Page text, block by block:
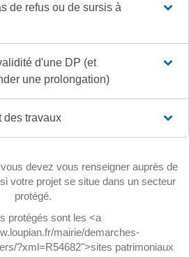
de refus ou de sursis à
d'une DP (et
une prolongation)
des travaux
devez vous renseigner auprès de
votre projet se situe dans un secteur
protégé.
protégés sont les <a
mairie/demarches-
?xml=R54682">sites patrimoniaux